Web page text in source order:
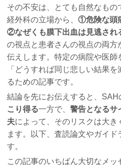
その不安は、とても自然なも
経外科の立場から、①危険な頭
②なぜくも膜下出血は見逃され
の視点と患者さんの視点の両方
伝えします。特定の病院や医師
「どうすれば同じ悲しい結果
るための記事です。
結論を先にお伝えすると、SAH
こり得る一方で、警告となるサ
夫によって、そのリスクは大
ます。以下、査読論文やガイド
す。
この記事のいちばん大切なメッ